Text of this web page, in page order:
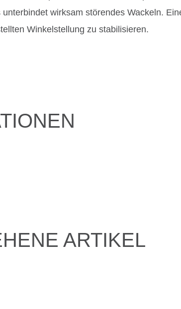
wirksam störendes Wackeln.
Winkelstellung zu stabilisieren.
ARTIKEL